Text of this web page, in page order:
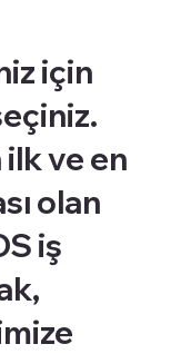
için
ve en
olan
iş